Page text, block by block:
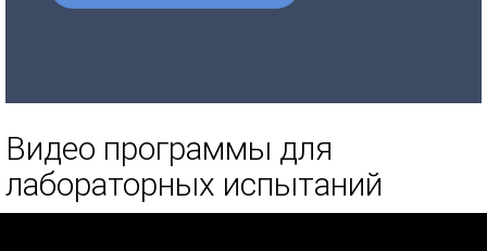
Видео программы для
лабораторных испытаний